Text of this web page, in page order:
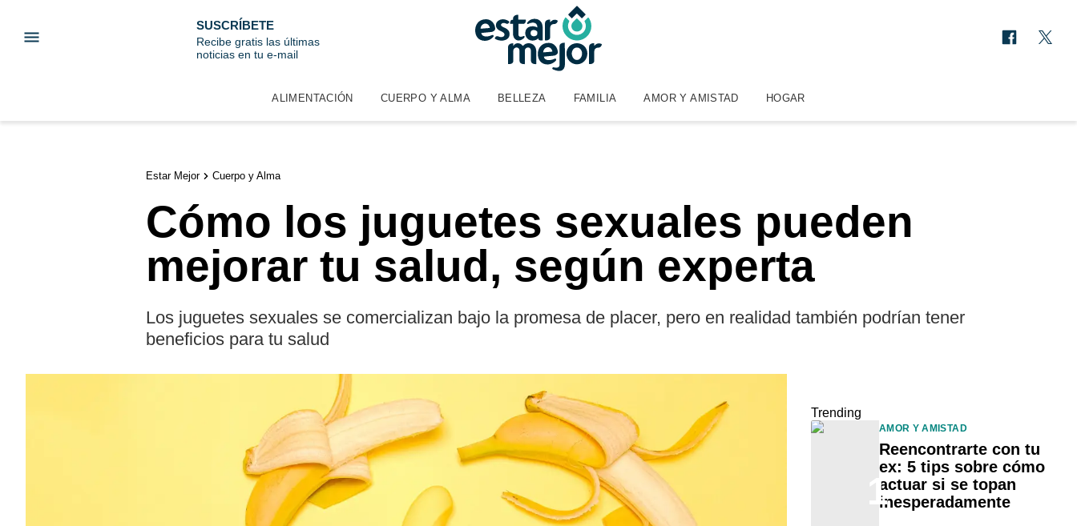
SUSCRÍBETE
Recibe gratis las últimas
noticias en tu e-mail
ALIMENTACIÓN CUERPO Y ALMA BELLEZA FAMILIA AMOR Y AMISTAD HOGAR
Estar Mejor Cuerpo y Alma
Cómo los juguetes sexuales pueden
mejorar tu salud, según experta
Los juguetes sexuales se comercializan bajo la promesa de placer, pero en realidad también podrían tener
beneficios para tu salud
Trending
1
AMOR Y AMISTAD
Reencontrarte con tu
ex: 5 tips sobre cómo
actuar si se topan
inesperadamente